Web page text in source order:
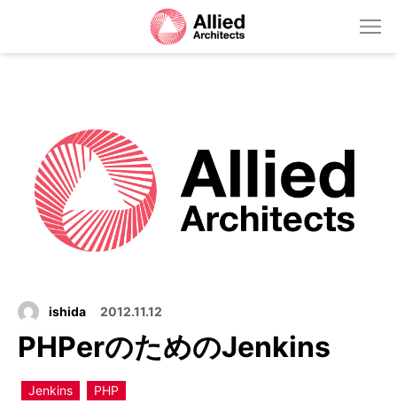
ishida 2012.11.12
PHPerのためのJenkins
Jenkins PHP